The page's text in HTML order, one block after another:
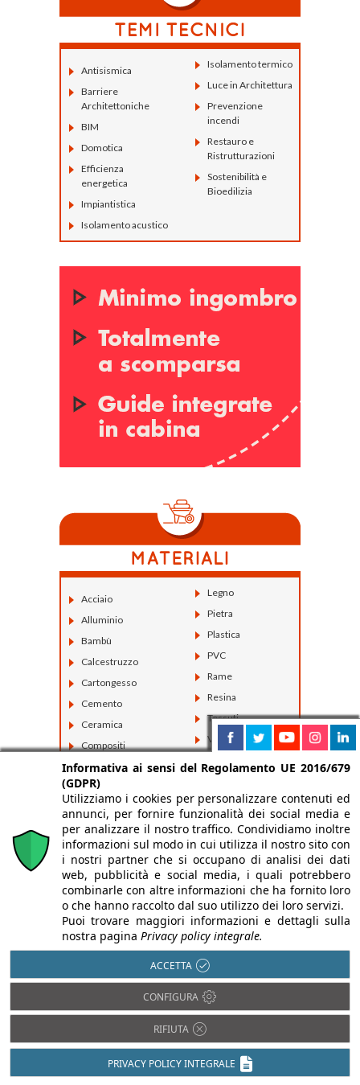
Antisismica
Barriere
Architettoniche
BIM
Domotica
Efficienza
energetica
Impiantistica
Isolamento acustico
Isolamento termico
Luce in Architettura
Prevenzione
incendi
Restauro e
Ristrutturazioni
Sostenibilità e
Bioedilizia
Acciaio
Alluminio
Bambù
Calcestruzzo
Cartongesso
Cemento
Ceramica
Compositi
Fibrocemento
Legno
Pietra
Plastica
PVC
Rame
Resina
Tessuti
Vetro
Informativa ai sensi del Regolamento UE 2016/679
(GDPR)
Utilizziamo i cookies per personalizzare contenuti ed
annunci, per fornire funzionalità dei social media e
per analizzare il nostro traffico. Condividiamo inoltre
informazioni sul modo in cui utilizza il nostro sito con
i nostri partner che si occupano di analisi dei dati
web, pubblicità e social media, i quali potrebbero
combinarle con altre informazioni che ha fornito loro
o che hanno raccolto dal suo utilizzo dei loro servizi.
Puoi trovare maggiori informazioni e dettagli sulla
nostra pagina Privacy policy integrale.
ACCETTA
CONFIGURA
RIFIUTA
PRIVACY POLICY INTEGRALE